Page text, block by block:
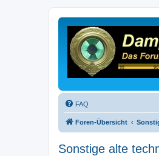
FAQ
Foren-Übersicht
Sonstige alte